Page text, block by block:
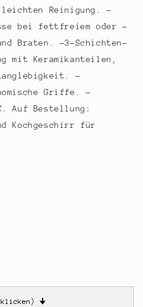
leichten Reinigung. -
bei fettfreiem oder -
Braten. -3-Schichten-
mit Keramikanteilen,
-
Griffe. -
Auf Bestellung:
Kochgeschirr für
🠋